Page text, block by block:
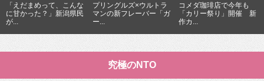
「えだまめって、こんな
に甘かった？」新潟県民
が...
プリングルズ×ウルトラ
マンの新フレーバー「ガ
ー...
コメダ珈琲店で今年も
「カリー祭り」開催 新
作カ...
究極のNTO